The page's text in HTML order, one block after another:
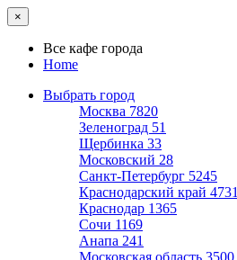
×
Все кафе города
Home
Выбрать город
Москва 7820
Зеленоград 51
Щербинка 33
Московский 28
Санкт-Петербург 5245
Краснодарский край 4731
Краснодар 1365
Сочи 1169
Анапа 241
Московская область 3500